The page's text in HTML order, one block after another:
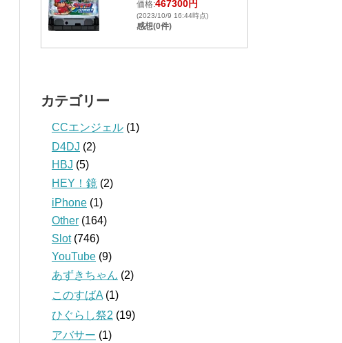
価格:467300円
(2023/10/9 16:44時点)
感想(0件)
カテゴリー
CCエンジェル (1)
D4DJ (2)
HBJ (5)
HEY！鏡 (2)
iPhone (1)
Other (164)
Slot(746)
YouTube (9)
あずきちゃん (2)
このすばA (1)
ひぐらし祭2 (19)
アバサー (1)